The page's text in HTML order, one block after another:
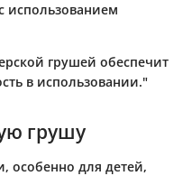
использованием
грушей обеспечит
в использовании."
грушу
особенно для детей,